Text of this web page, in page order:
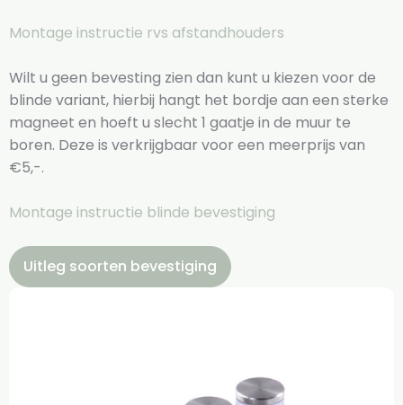
Montage instructie rvs afstandhouders
Wilt u geen bevesting zien dan kunt u kiezen voor de
blinde variant, hierbij hangt het bordje aan een sterke
magneet en hoeft u slecht 1 gaatje in de muur te
boren. Deze is verkrijgbaar voor een meerprijs van
€5,-.
Montage instructie blinde bevestiging
Uitleg soorten bevestiging